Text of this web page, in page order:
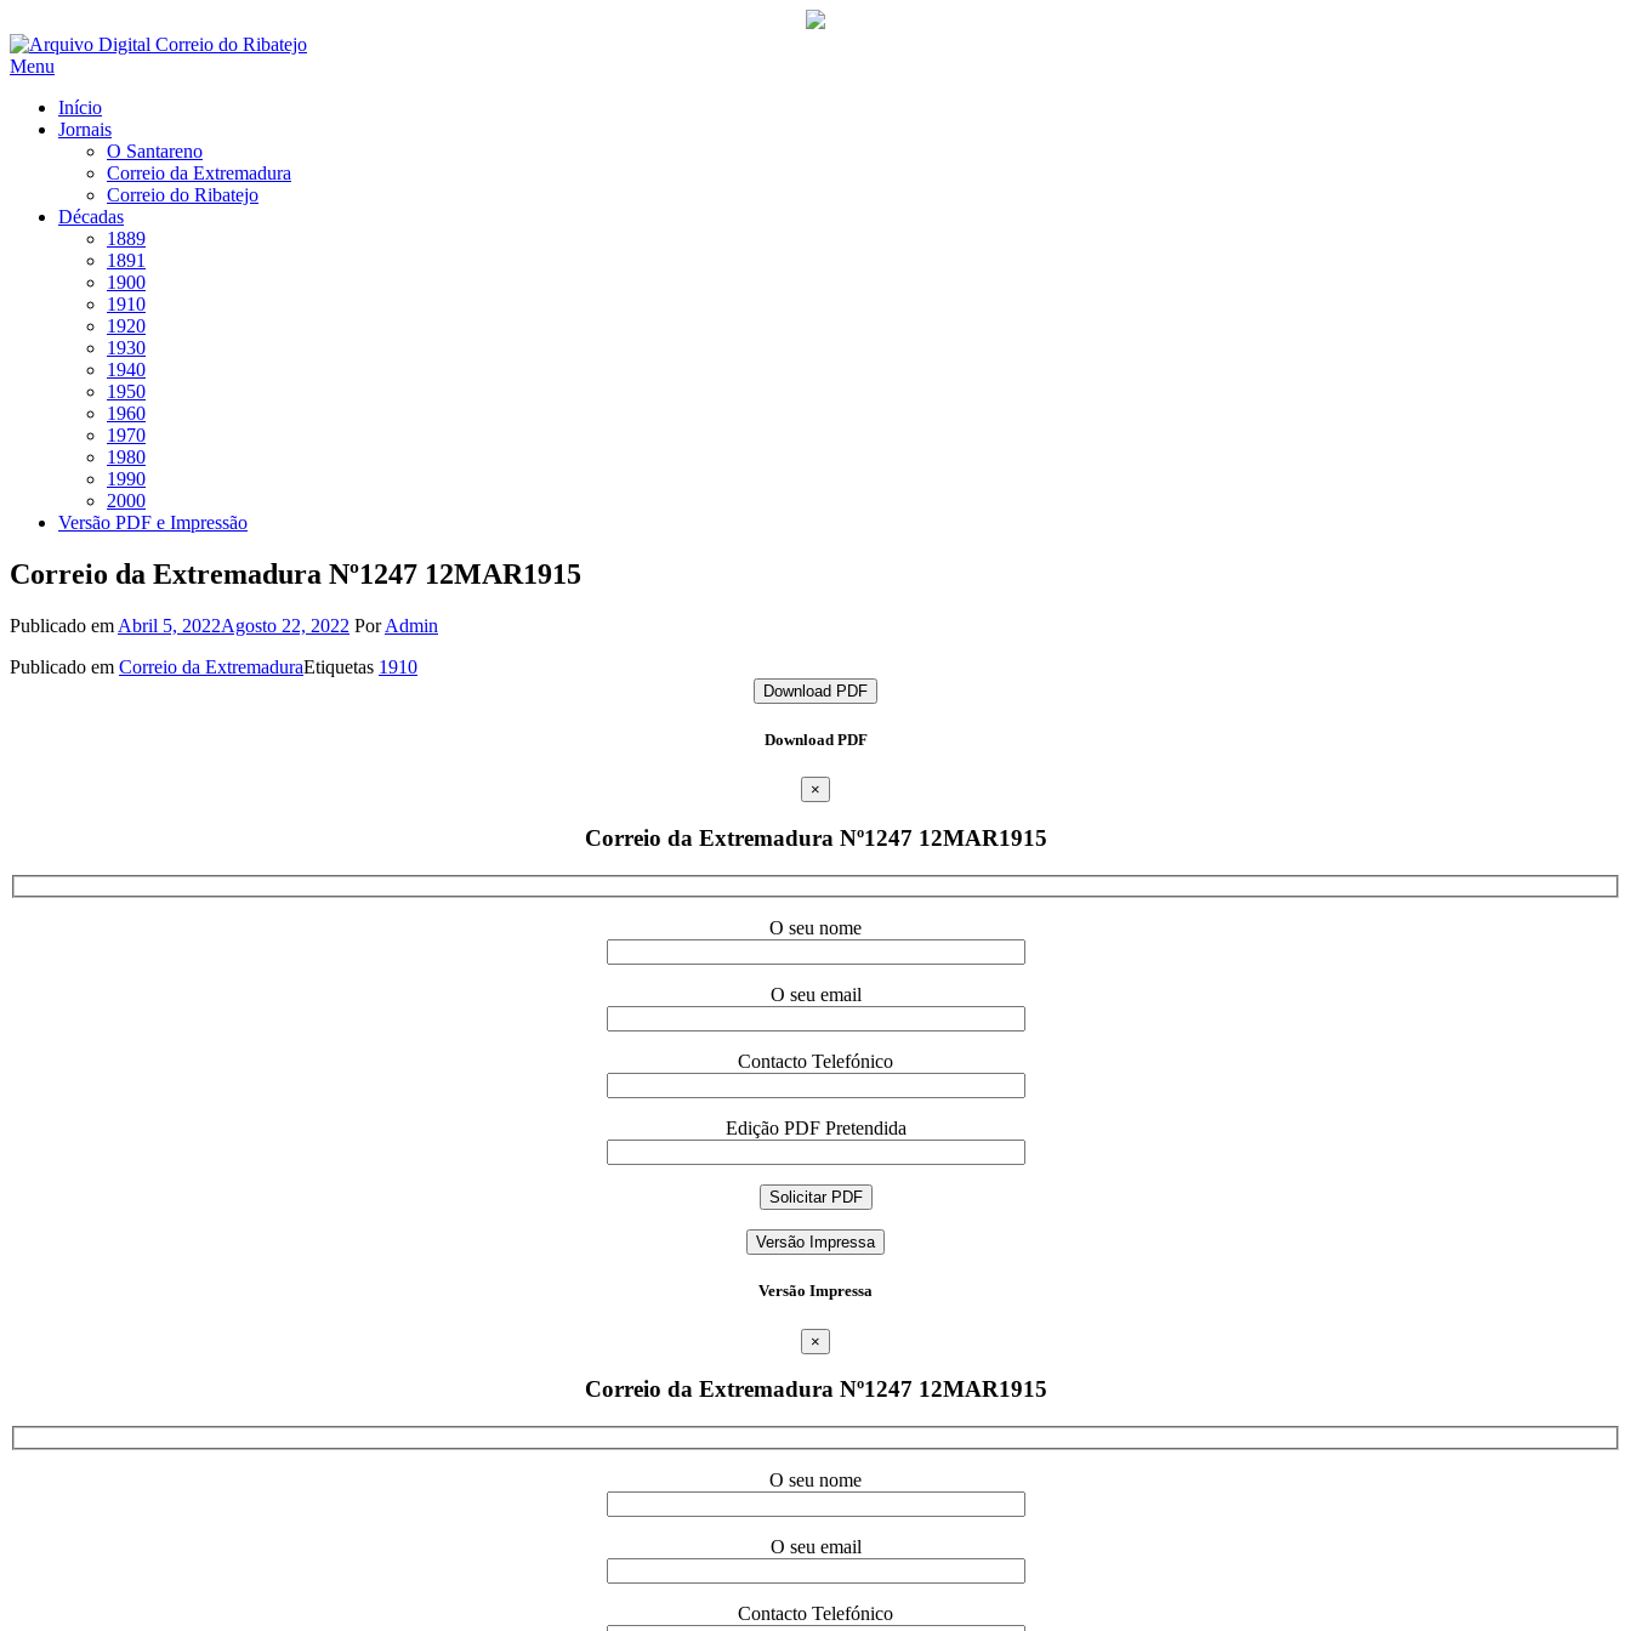
Saltar
para
Menu
Início
Jornais
O Santareno
Correio da Extremadura
Correio do Ribatejo
Décadas
1889
1891
1900
1910
1920
1930
1940
1950
1960
1970
1980
1990
2000
Versão PDF e Impressão
Correio da Extremadura Nº1247 12MAR1915
Publicado em Abril 5, 2022Agosto 22, 2022 PorAdmin
Publicado em Correio da ExtremaduraEtiquetas 1910
Download PDF
Download PDF
×
Correio da Extremadura Nº1247 12MAR1915
O seu nome
O seu email
Contacto Telefónico
Edição PDF Pretendida
Versão Impressa
Versão Impressa
×
Correio da Extremadura Nº1247 12MAR1915
O seu nome
O seu email
Contacto Telefónico